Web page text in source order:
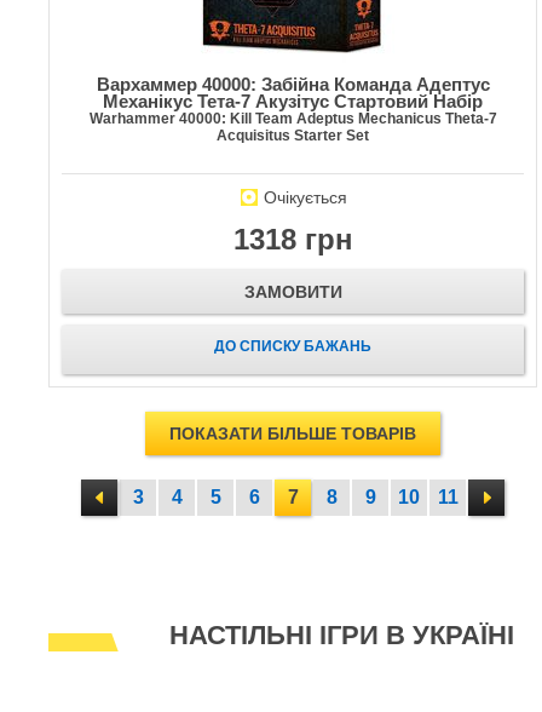
Вархаммер 40000: Забійна Команда Адептус
Механікус Тета-7 Акузітус Стартовий Набір
Warhammer 40000: Kill Team Adeptus Mechanicus Theta-7
Acquisitus Starter Set
Очікується
1318 грн
ЗАМОВИТИ
ДО СПИСКУ БАЖАНЬ
ПОКАЗАТИ БІЛЬШЕ ТОВАРІВ
3 4 5 6 7 8 9 10 11
НАСТІЛЬНІ ІГРИ В УКРАЇНІ